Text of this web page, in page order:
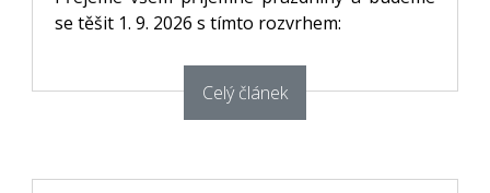
se těšit 1. 9. 2026 s tímto rozvrhem:
Celý článek